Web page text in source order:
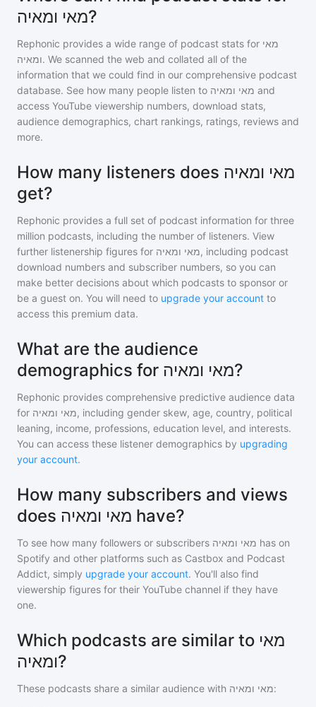
מאי ומאיה?
Rephonic provides a wide range of podcast stats for מאי
ומאיה. We scanned the web and collated all of the
information that we could find in our comprehensive podcast
database. See how many people listen to מאי ומאיה and
access YouTube viewership numbers, download stats,
audience demographics, chart rankings, ratings, reviews and
more.
How many listeners does מאי ומאיה
get?
Rephonic provides a full set of podcast information for three
million podcasts, including the number of listeners. View
further listenership figures for מאי ומאיה, including podcast
download numbers and subscriber numbers, so you can
make better decisions about which podcasts to sponsor or
be a guest on. You will need to upgrade your account to
access this premium data.
What are the audience
demographics for מאי ומאיה?
Rephonic provides comprehensive predictive audience data
for מאי ומאיה, including gender skew, age, country, political
leaning, income, professions, education level, and interests.
You can access these listener demographics by upgrading
your account.
How many subscribers and views
does מאי ומאיה have?
To see how many followers or subscribers מאי ומאיה has on
Spotify and other platforms such as Castbox and Podcast
Addict, simply upgrade your account. You'll also find
viewership figures for their YouTube channel if they have
one.
Which podcasts are similar to מאי
ומאיה?
These podcasts share a similar audience with מאי ומאיה: